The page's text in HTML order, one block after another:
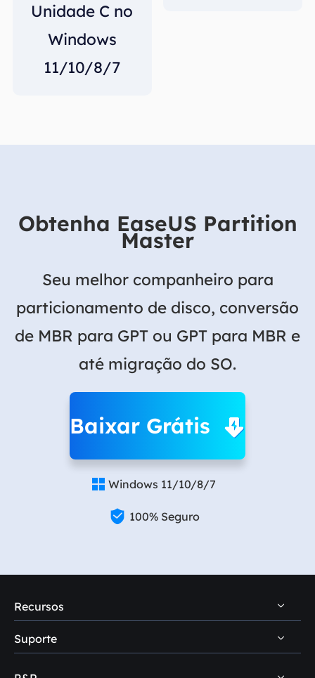
Unidade C no
Windows
11/10/8/7
Obtenha EaseUS Partition
Master
Seu melhor companheiro para
particionamento de disco, conversão
de MBR para GPT ou GPT para MBR e
até migração do SO.
Baixar Grátis
 Windows 11/10/8/7
 100% Seguro
Recursos
Dicas de recuperação de dados PC
Dicas de recuperação de dados Mac
Suporte